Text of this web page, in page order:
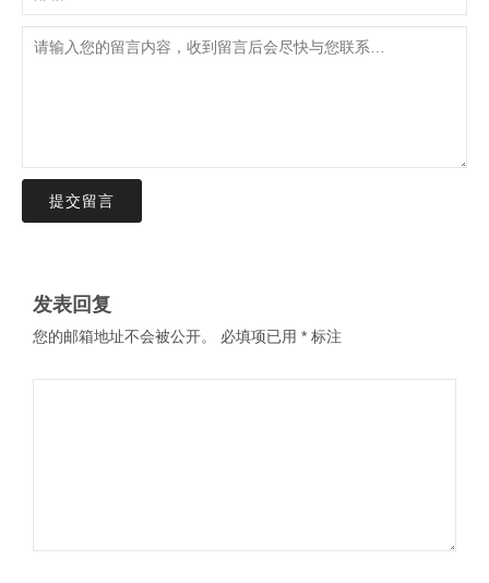
提交留言
发表回复
您的邮箱地址不会被公开。 必填项已用 * 标注